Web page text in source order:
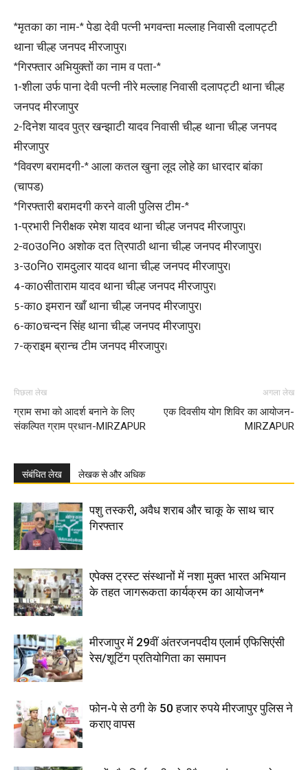
*मृतका का नाम-* पेडा देवी पत्नी भगवन्ता मल्लाह निवासी दलापट्टी
थाना चील्ह जनपद मीरजापुर।
*गिरफ्तार अभियुक्तों का नाम व पता-*
1-शीला उर्फ पाना देवी पत्नी नीरे मल्लाह निवासी दलापट्टी थाना चील्ह
जनपद मीरजापुर
2-दिनेश यादव पुत्र खन्झाटी यादव निवासी चील्ह थाना चील्ह जनपद
मीरजापुर
*विवरण बरामदगी-* आला कतल खुना लूद लोहे का धारदार बांका
(चापड)
*गिरफ्तारी बरामदगी करने वाली पुलिस टीम-*
1-प्रभारी निरीक्षक रमेश यादव थाना चील्ह जनपद मीरजापुर।
2-व0उ0नि0 अशोक दत त्रिपाठी थाना चील्ह जनपद मीरजापुर।
3-उ0नि0 रामदुलार यादव थाना चील्ह जनपद मीरजापुर।
4-का0सीताराम यादव थाना चील्ह जनपद मीरजापुर।
5-का0 इमरान खाँ थाना चील्ह जनपद मीरजापुर।
6-का0चन्दन सिंह थाना चील्ह जनपद मीरजापुर।
7-क्राइम ब्रान्च टीम जनपद मीरजापुर।
पिछला लेख
ग्राम सभा को आदर्श बनाने के लिए
संकल्पित ग्राम प्रधान-MIRZAPUR
अगला लेख
एक दिवसीय योग शिविर का आयोजन-
MIRZAPUR
संबंधित लेख लेखक से और अधिक
पशु तस्करी, अवैध शराब और चाकू के साथ चार
गिरफ्तार
एपेक्स ट्रस्ट संस्थानों में नशा मुक्त भारत अभियान
के तहत जागरूकता कार्यक्रम का आयोजन*
मीरजापुर में 29वीं अंतरजनपदीय एलार्म एफिसिएंसी
रेस/शूटिंग प्रतियोगिता का समापन
फोन-पे से ठगी के 50 हजार रुपये मीरजापुर पुलिस ने
कराए वापस